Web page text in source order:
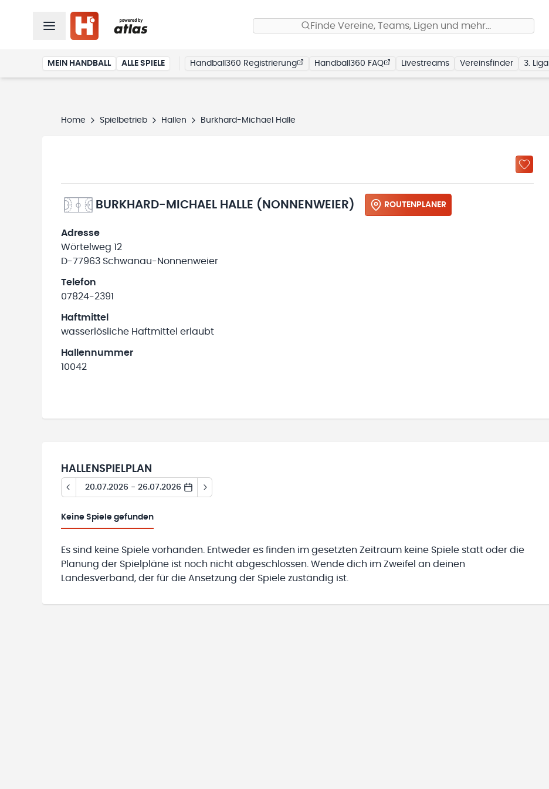
Finde Vereine, Teams, Ligen und mehr…
MEIN HANDBALL ALLE SPIELE Handball360 Registrierung Handball360 FAQ Livestreams Vereinsfinder 3. Liga
Home Spielbetrieb Hallen Burkhard-Michael Halle
BURKHARD-MICHAEL HALLE (NONNENWEIER) ROUTENPLANER
Adresse
Wörtelweg 12
D-77963 Schwanau-Nonnenweier
Telefon
07824-2391
Haftmittel
wasserlösliche Haftmittel erlaubt
Hallennummer
10042
HALLENSPIELPLAN
20.07.2026 - 26.07.2026
Keine Spiele gefunden
Es sind keine Spiele vorhanden. Entweder es finden im gesetzten Zeitraum keine Spiele statt oder die
Planung der Spielpläne ist noch nicht abgeschlossen. Wende dich im Zweifel an deinen
Landesverband, der für die Ansetzung der Spiele zuständig ist.